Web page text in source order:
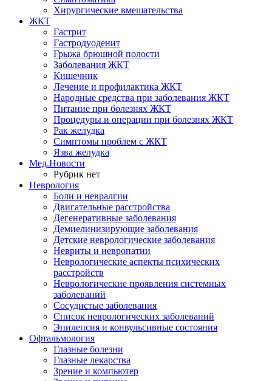
Хирургические вмешательства
ЖКТ
Гастрит
Гастродуоденит
Грыжа брюшной полости
Заболевания ЖКТ
Кишечник
Лечение и профилактика ЖКТ
Народные средства при заболевания ЖКТ
Питание при болезнях ЖКТ
Процедуры и операции при болезнях ЖКТ
Рак желудка
Симптомы проблем с ЖКТ
Язва желудка
Мед.Новости
Рубрик нет
Неврология
Боли и невралгии
Двигательные расстройства
Дегенеративные заболевания
Демиелинизирующие заболевания
Детские неврологические заболевания
Невриты и невропатии
Неврологические аспекты психических
расстройств
Неврологические проявления системных
заболеваний
Сосудистые заболевания
Список неврологических заболеваний
Эпилепсия и конвульсивные состояния
Офтальмология
Глазные болезни
Глазные лекарства
Зрение и компьютер